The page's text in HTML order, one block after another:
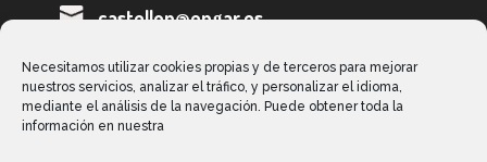
Necesitamos utilizar cookies propias y de terceros para mejorar
nuestros servicios, analizar el tráfico, y personalizar el idioma,
mediante el análisis de la navegación. Puede obtener toda la
información en nuestra
castellon@engar.es
973 282 005
lleida@engar.es